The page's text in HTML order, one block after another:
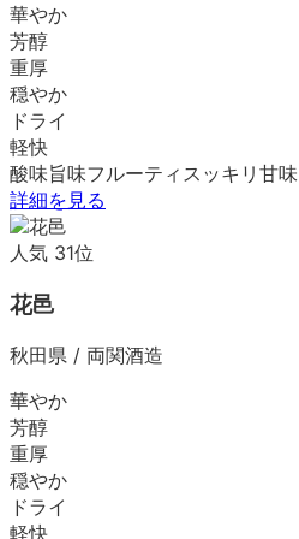
華やか
芳醇
重厚
穏やか
ドライ
軽快
酸味旨味フルーティ スッキリ 甘味
詳細を見る
人気 31位
花邑
秋田県 / 両関酒造
華やか
芳醇
重厚
穏やか
ドライ
軽快